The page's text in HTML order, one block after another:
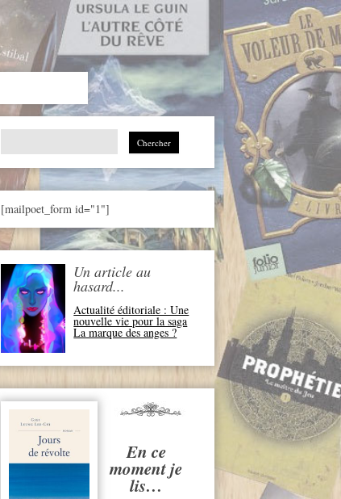
Search
[mailpoet_form id="1"]
Un article au
hasard...
Actualité éditoriale : Une
nouvelle vie pour la saga
La marque des anges ?
En ce
moment je
lis…